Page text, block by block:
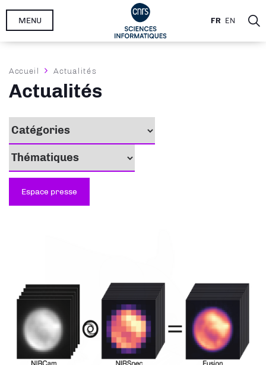
Aller
FR EN
MENU
Fil
d'Ariane
Accueil Actualités
Actualités
Espace presse